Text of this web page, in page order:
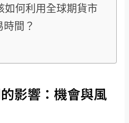
如何利用全球期貨市
間？
影響：機會與風